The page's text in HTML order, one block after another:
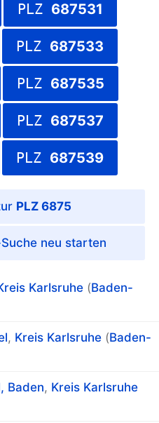
PLZ 687531
PLZ 687533
PLZ 687535
PLZ 687537
PLZ 687539
PLZ 6875
Karlsruhe (Baden-
, Kreis Karlsruhe (Baden-
Baden, Kreis Karlsruhe